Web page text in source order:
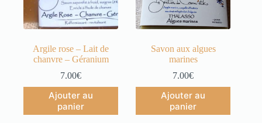
Argile rose – Lait de
chanvre – Géranium
7.00€
Ajouter au
panier
Savon aux algues
marines
7.00€
Ajouter au
panier